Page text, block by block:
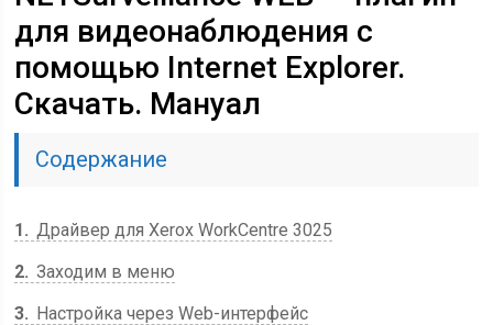
для видеонаблюдения с
помощью Internet Explorer.
Скачать. Мануал
Содержание
1
Драйвер для Xerox WorkCentre 3025
2 Заходим в меню
3
Настройка через Web-интерфейс